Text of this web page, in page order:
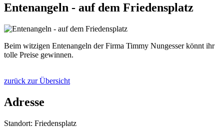
Entenangeln - auf dem Friedensplatz
Beim witzigen Entenangeln der Firma Timmy Nungesser könnt ihr
tolle Preise gewinnen.
zurück zur Übersicht
Adresse
Standort: Friedensplatz